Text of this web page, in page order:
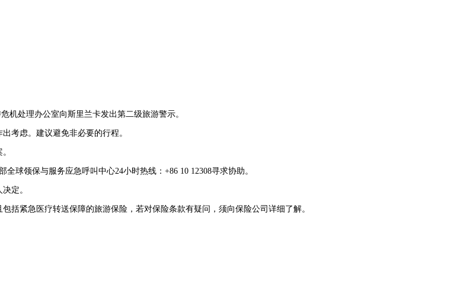
机处理办公室向斯里兰卡发出第二级旅游警示。
考虑。建议避免非必要的行程。
球领保与服务应急呼叫中心24小时热线：+86 10 12308寻求协助。
定。
括紧急医疗转送保障的旅游保险，若对保险条款有疑问，须向保险公司详细了解。